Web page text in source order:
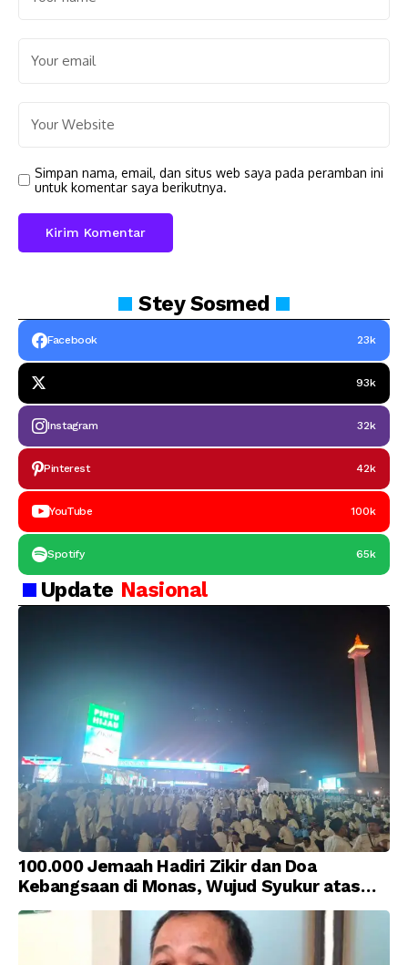
Simpan nama, email, dan situs web saya pada peramban ini
untuk komentar saya berikutnya.
SteySosmed
Facebook 23k
93k
Instagram 32k
Pinterest 42k
YouTube 100k
Spotify 65k
Update Nasional
100.000 Jemaah Hadiri Zikir dan Doa
Kebangsaan di Monas, Wujud Syukur atas
Kemerdekaan Indonesia